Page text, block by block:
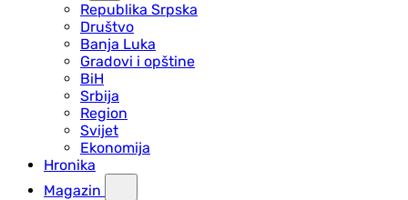
Republika Srpska
Društvo
Banja Luka
Gradovi i opštine
BiH
Srbija
Region
Svijet
Ekonomija
Hronika
Magazin